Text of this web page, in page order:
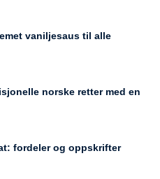
vaniljesaus til alle
norske retter med en
fordeler og oppskrifter